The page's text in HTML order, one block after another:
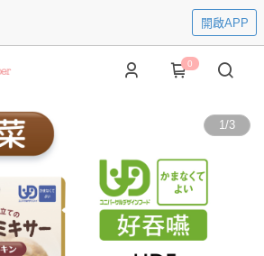
開啟APP
0
1/3